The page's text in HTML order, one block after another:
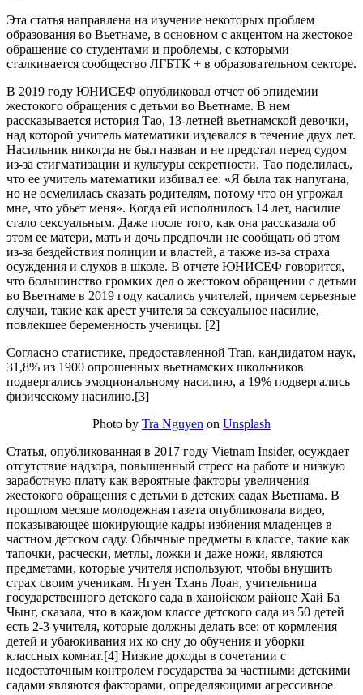
Эта статья направлена ​​на изучение некоторых проблем
образования во Вьетнаме, в основном с акцентом на жестокое
обращение со студентами и проблемы, с которыми
сталкивается сообщество ЛГБТК + в образовательном секторе.
В 2019 году ЮНИСЕФ опубликовал отчет об эпидемии
жестокого обращения с детьми во Вьетнаме. В нем
рассказывается история Тао, 13-летней вьетнамской девочки,
над которой учитель математики издевался в течение двух лет.
Насильник никогда не был назван и не предстал перед судом
из-за стигматизации и культуры секретности. Тао поделилась,
что ее учитель математики избивал ее: «Я была так напугана,
но не осмелилась сказать родителям, потому что он угрожал
мне, что убьет меня». Когда ей исполнилось 14 лет, насилие
стало сексуальным. Даже после того, как она рассказала об
этом ее матери, мать и дочь предпочли не сообщать об этом
из-за бездействия полиции и властей, а также из-за страха
осуждения и слухов в школе. В отчете ЮНИСЕФ говорится,
что большинство громких дел о жестоком обращении с детьми
во Вьетнаме в 2019 году касались учителей, причем серьезные
случаи, такие как арест учителя за сексуальное насилие,
повлекшее беременность ученицы. [2]
Согласно статистике, предоставленной Tran, кандидатом наук,
31,8% из 1900 опрошенных вьетнамских школьников
подвергались эмоциональному насилию, а 19% подвергались
физическому насилию.[3]
Photo by Tra Nguyen on Unsplash
Статья, опубликованная в 2017 году Vietnam Insider, осуждает
отсутствие надзора, повышенный стресс на работе и низкую
заработную плату как вероятные факторы увеличения
жестокого обращения с детьми в детских садах Вьетнама. В
прошлом месяце молодежная газета опубликовала видео,
показывающее шокирующие кадры избиения младенцев в
частном детском саду. Обычные предметы в классе, такие как
тапочки, расчески, метлы, ложки и даже ножи, являются
предметами, которые учителя используют, чтобы внушить
страх своим ученикам. Нгуен Тхань Лоан, учительница
государственного детского сада в ханойском районе Хай Ба
Чынг, сказала, что в каждом классе детского сада из 50 детей
есть 2-3 учителя, которые должны делать все: от кормления
детей и убаюкивания их ко сну до обучения и уборки
классных комнат.[4] Низкие доходы в сочетании с
недостаточным контролем государства за частными детскими
садами являются факторами, определяющими агрессивное